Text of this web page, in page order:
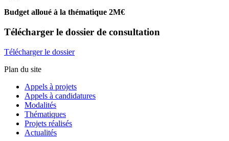
Budget alloué à la thématique 2M€
Télécharger le dossier de consultation
Télécharger le dossier
Plan du site
Appels à projets
Appels à candidatures
Modalités
Thématiques
Projets réalisés
Actualités